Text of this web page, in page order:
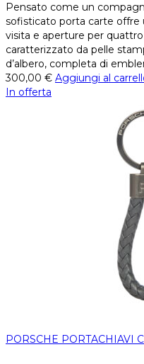
Pensato come un
sofisticato porta carte
visita e aperture per
caratterizzato da pelle
d’albero, completa di
300,00 € Aggiungi al
In offerta
PORSCHE PORTACHIAVI